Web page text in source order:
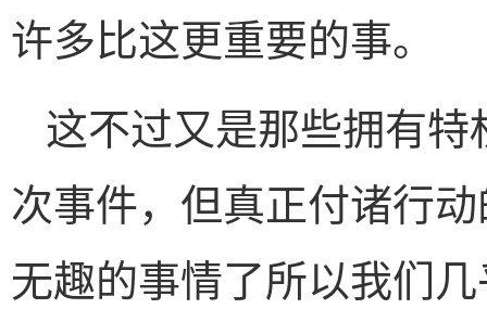
许多比这更重要的事。
这不过又是那些拥有
次事件，但真正付诸行
无趣的事情了所以我们